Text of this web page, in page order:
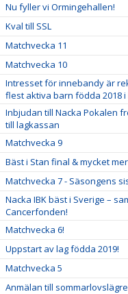
Nu fyller vi Ormingehallen!
Kval till SSL
Matchvecka 11
Matchvecka 10
Intresset för innebandy är
flest aktiva barn födda 2018 i
Inbjudan till Nacka Pokalen
till lagkassan
Matchvecka 9
Bäst i Stan final & mycket
Matchvecka 7 - Säsongens
Nacka IBK bäst i Sverige –
Cancerfonden!
Matchvecka 6!
Uppstart av lag födda 2019!
Matchvecka 5
Anmälan till